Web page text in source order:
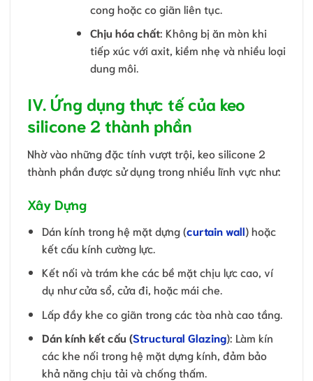
cong hoặc co giãn liên tục.
Chịu hóa chất: Không bị ăn mòn khi
tiếp xúc với axit, kiềm nhẹ và nhiều loại
dung môi.
IV. Ứng dụng thực tế của keo
silicone 2 thành phần
Nhờ vào những đặc tính vượt trội, keo silicone 2
thành phần được sử dụng trong nhiều lĩnh vực như:
Xây Dựng
Dán kính trong hệ mặt dựng (curtain wall) hoặc
kết cấu kính cường lực.
Kết nối và trám khe các bề mặt chịu lực cao, ví
dụ như cửa sổ, cửa đi, hoặc mái che.
Lấp đầy khe co giãn trong các tòa nhà cao tầng.
Dán kính kết cấu (Structural Glazing): Làm kín
các khe nối trong hệ mặt dựng kính, đảm bảo
khả năng chịu tải và chống thấm.